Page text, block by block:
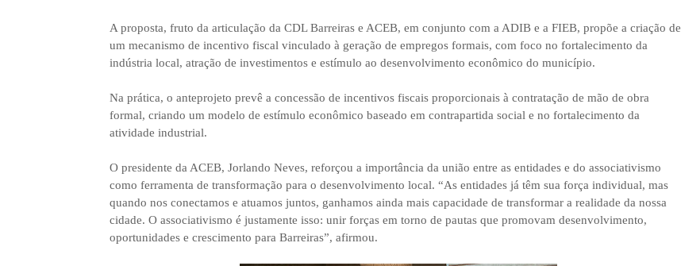
A proposta, fruto da articulação da CDL Barreiras e ACEB, em conjunto com a ADIB e a FIEB, propõe a criação de
um mecanismo de incentivo fiscal vinculado à geração de empregos formais, com foco no fortalecimento da
indústria local, atração de investimentos e estímulo ao desenvolvimento econômico do município.
Na prática, o anteprojeto prevê a concessão de incentivos fiscais proporcionais à contratação de mão de obra
formal, criando um modelo de estímulo econômico baseado em contrapartida social e no fortalecimento da
atividade industrial.
O presidente da ACEB, Jorlando Neves, reforçou a importância da união entre as entidades e do associativismo
como ferramenta de transformação para o desenvolvimento local. “As entidades já têm sua força individual, mas
quando nos conectamos e atuamos juntos, ganhamos ainda mais capacidade de transformar a realidade da nossa
cidade. O associativismo é justamente isso: unir forças em torno de pautas que promovam desenvolvimento,
oportunidades e crescimento para Barreiras”, afirmou.